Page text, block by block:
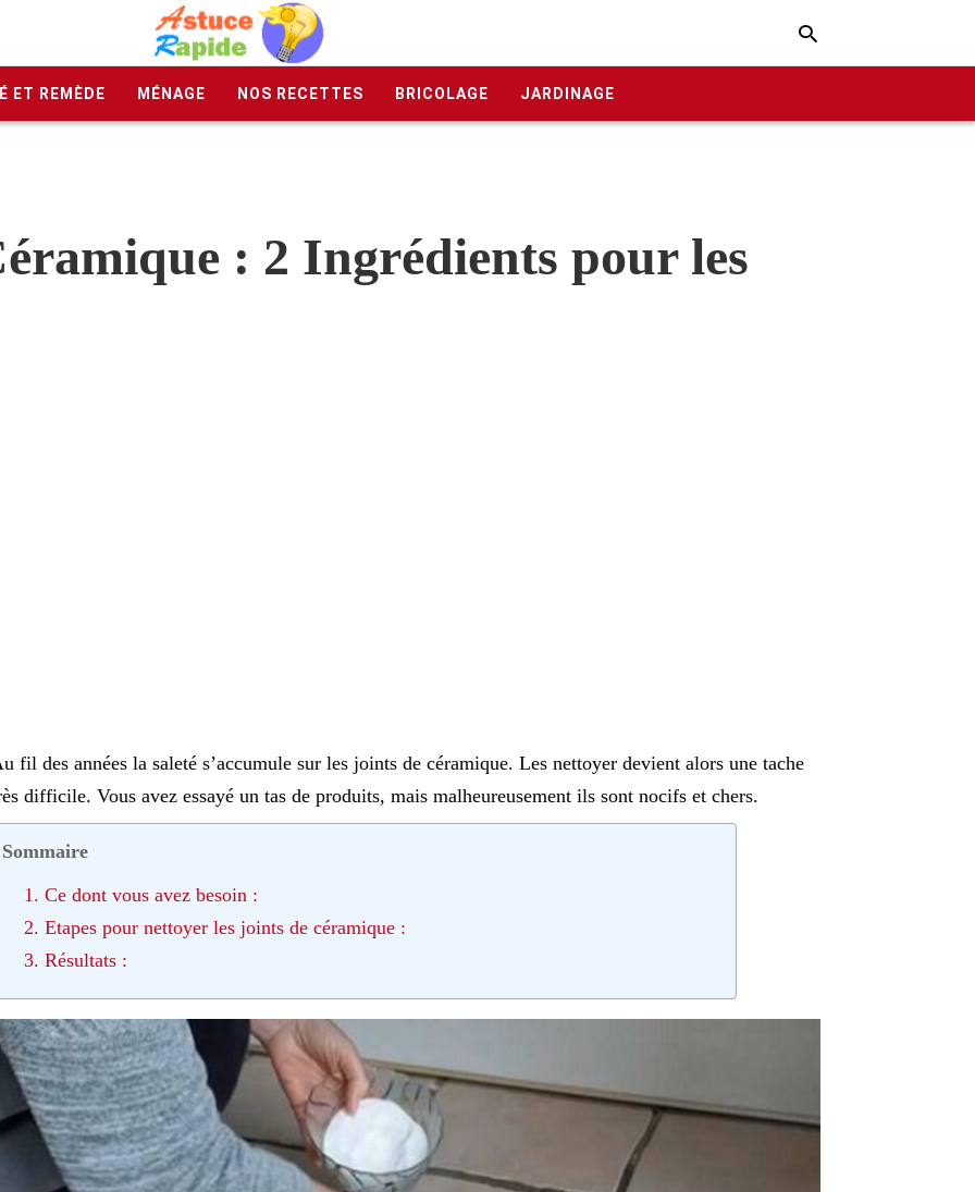
Type
and
ET REMÈDE MÉNAGE NOS RECETTES BRICOLAGE JARDINAGE
: 2 Ingrédients pour les
fil des années la saleté s’accumule sur les joints de céramique. Les nettoyer devient alors une tache
difficile. Vous avez essayé un tas de produits, mais malheureusement ils sont nocifs et chers.
Sommaire
1. Ce dont vous avez besoin :
2. Etapes pour nettoyer les joints de céramique :
3. Résultats :